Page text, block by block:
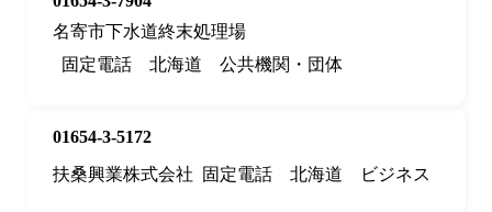
名寄市下水道終末処理場
固定電話
北海道 公共機関・団体
01654-3-5172
扶桑興業株式会社
固定電話 北海道 ビジネス